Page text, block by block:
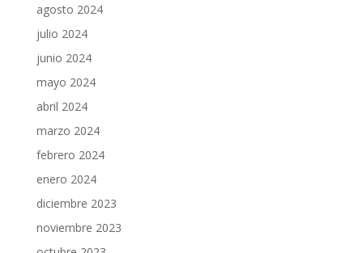
agosto 2024
julio 2024
junio 2024
mayo 2024
abril 2024
marzo 2024
febrero 2024
enero 2024
diciembre 2023
noviembre 2023